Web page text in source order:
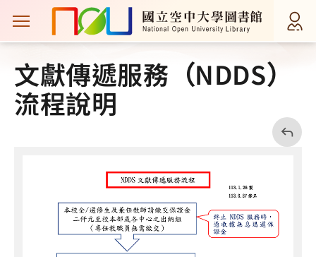
主選單案扭
首頁 服務項目 館際合作 全國文獻傳遞
文獻傳遞服務（NDDS）
流程說明 回
上
一
頁